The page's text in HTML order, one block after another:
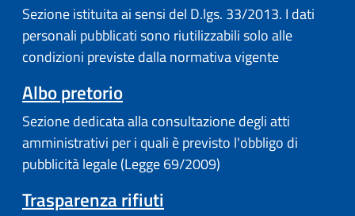
Sezione istituita ai sensi del D.lgs. 33/2013. I dati
personali pubblicati sono riutilizzabili solo alle
condizioni previste dalla normativa vigente
Albo pretorio
Sezione dedicata alla consultazione degli atti
amministrativi per i quali è previsto l'obbligo di
pubblicità legale (Legge 69/2009)
Trasparenza rifiuti